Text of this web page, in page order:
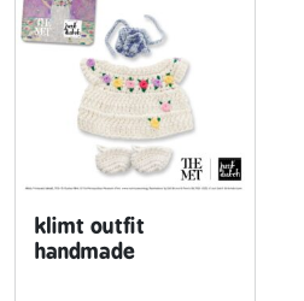
klimt outfit
handmade